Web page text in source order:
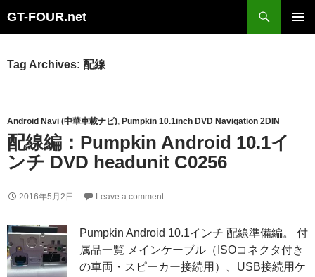
GT-FOUR.net
content
Tag Archives: 配線
Android Navi (中華車載ナビ), Pumpkin 10.1inch DVD Navigation 2DIN
配線編：Pumpkin Android 10.1イ
ンチ DVD headunit C0256
2016年5月2日 Leave a comment
Pumpkin Android 10.1インチ 配線準備編。 付
属品一覧 メインケーブル（ISOコネクタ付き
の車両・スピーカー接続用）、USB接続用ケ